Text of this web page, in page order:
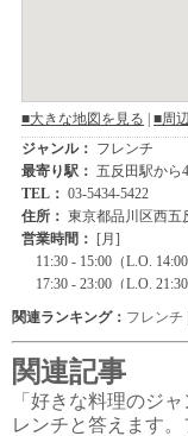
関連ランキング： フレンチ
関連記事
「好きな料理のジ
レンチと答えます